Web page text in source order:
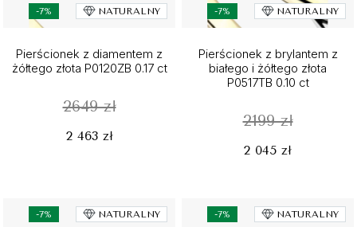
-7% NATURALNY
Pierścionek z diamentem z
żółtego złota P0120ZB 0.17 ct
2649 zł
2 463 zł
-7% NATURALNY
Pierścionek z brylantem z
białego i żółtego złota
P0517TB 0.10 ct
2199 zł
2 045 zł
-7% NATURALNY -7% NATURALNY